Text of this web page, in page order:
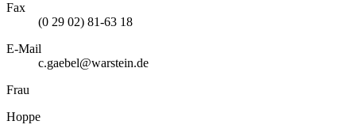
Fax
(0 29 02) 81-63 18
E-Mail
c.gaebel@warstein.de
Frau
Hoppe